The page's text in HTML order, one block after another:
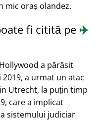
mic oraș olandez.
fi citită pe ✈️
a părăsit
a urmat un atac
Utrecht, la puțin timp
care a implicat
sistemului judiciar